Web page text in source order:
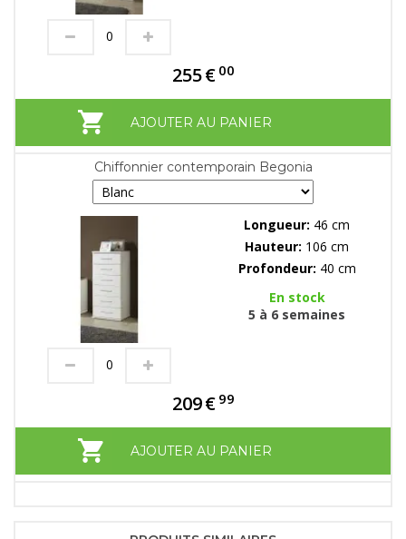
255€ 00
AJOUTER AU PANIER
Chiffonnier contemporain Begonia
Longueur: 46 cm
Hauteur: 106 cm
Profondeur: 40 cm
En stock
5 à 6 semaines
209€ 99
AJOUTER AU PANIER